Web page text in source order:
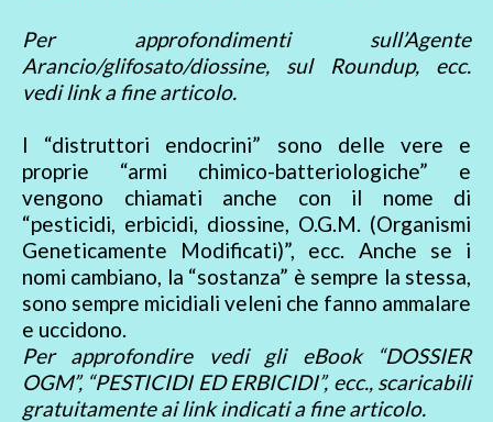
Per approfondimenti sull’Agente
Arancio/glifosato/diossine, sul Roundup, ecc.
vedi link a fine articolo.
I “distruttori endocrini” sono delle vere e
proprie “armi chimico-batteriologiche” e
vengono chiamati anche con il nome di
“pesticidi, erbicidi, diossine, O.G.M. (Organismi
Geneticamente Modificati)”, ecc. Anche se i
nomi cambiano, la “sostanza” è sempre la stessa,
sono sempre micidiali veleni che fanno ammalare
e uccidono.
Per approfondire vedi gli eBook “DOSSIER
OGM”, “PESTICIDI ED ERBICIDI”, ecc., scaricabili
gratuitamente ai link indicati a fine articolo.